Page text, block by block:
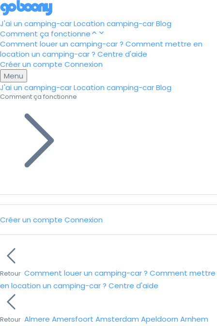
J'ai un camping-carLocation camping-carBlog
Comment ça fonctionne
Comment louer un camping-car ? Comment mettre en
location un camping-car ? Centre d'aide
Créer un compte Connexion
Menu
J'ai un camping-carLocation camping-carBlog
Comment ça fonctionne
Créer un compte Connexion
Retour Comment louer un camping-car ? Comment mettre
en location un camping-car ? Centre d'aide
Retour Almere Amersfoort Amsterdam Apeldoorn Arnhem